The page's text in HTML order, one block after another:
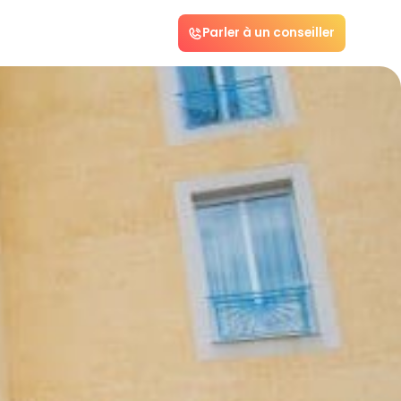
Parler à un conseiller